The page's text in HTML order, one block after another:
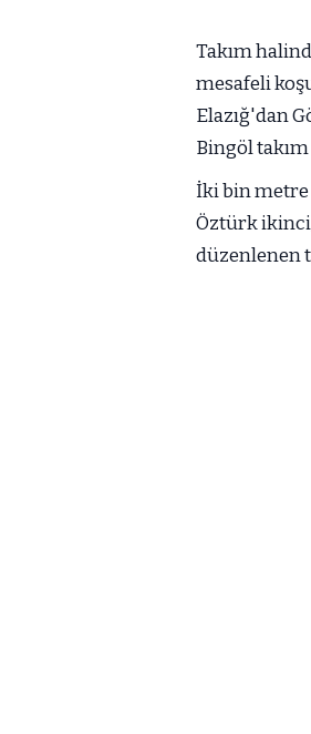
Takım
mesafeli
Elazığ'dan
Bingöl
İki bin metre
Öztürk ikinci,
düzenlenen